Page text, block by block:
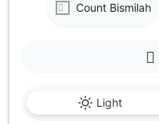
Count Bismilah
Light